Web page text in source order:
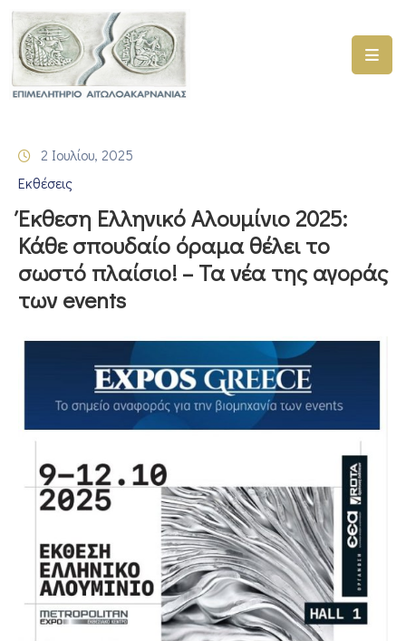
ΑΡΧΙΚΗ
ΓΕΜΗ
–
ΥΜΣ
ΠΡΟΓΡΑΜΜΑΤΑ
ΕΠΙΜΕΛΗΤΗΡΙΟΥ
ΣΥΜΜΕΤΟΧΗ
ΕΠΙΚΑΙΡΟΤΗΤΑ
ΕΠΙΚΟΙΝΩΝΙΑ
2 Ιουλίου, 2025
Εκθέσεις
Έκθεση Ελληνικό Αλουμίνιο 2025:
Κάθε σπουδαίο όραμα θέλει το
σωστό πλαίσιο! – Τα νέα της αγοράς
των events